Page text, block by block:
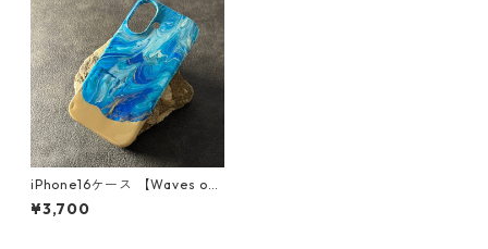
iPhone16ケース 【Waves of
blissシリーズ】
¥3,700